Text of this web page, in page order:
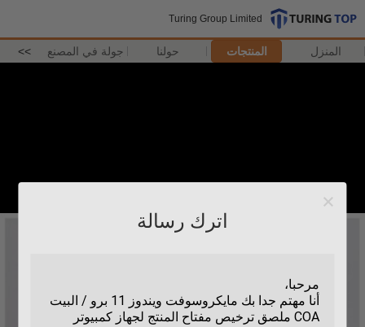
Turing Group Limited
المنزل المنتجات حولنا جولة في المصنع >>
اترك رسالة